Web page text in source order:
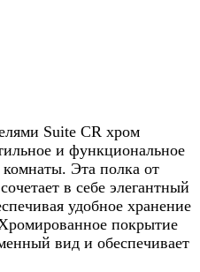
Suite CR хром
и функциональное
Эта полка от
в себе элегантный
удобное хранение
покрытие
вид и обеспечивает